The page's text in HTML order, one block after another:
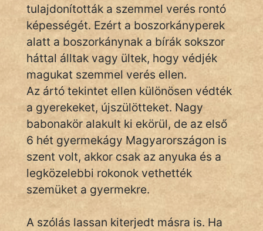
PSZICHO
ZENE
FILM
ÉLETMÓD
MAGYARSÁG
És
TÖRTÉNELEM
Népszerű szerzőink:
cinege
tulajdonították a szemmel verés rontó
képességét. Ezért a boszorkányperek
alatt a boszorkánynak a bírák sokszor
háttal álltak vagy ültek, hogy védjék
magukat szemmel verés ellen.
Az ártó tekintet ellen különösen védték
a gyerekeket, újszülötteket. Nagy
babonakör alakult ki ekörül, de az első
6 hét gyermekágy Magyarországon is
szent volt, akkor csak az anyuka és a
legközelebbi rokonok vethették
szemüket a gyermekre.
A szólás lassan kiterjedt másra is. Ha